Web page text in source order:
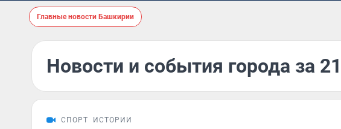
Главные новости Башкирии
Новости и события города за
СПОРТ ИСТОРИИ